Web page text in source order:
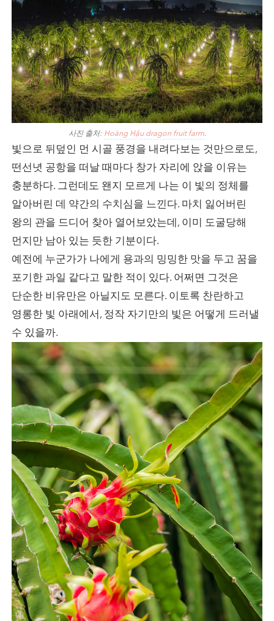
사진 출처: Hoàng Hậu dragon fruit farm.
빛으로 뒤덮인 먼 시골 풍경을 내려다보는 것만으로도,
떤선녓 공항을 떠날 때마다 창가 자리에 앉을 이유는
충분하다. 그런데도 왠지 모르게 나는 이 빛의 정체를
알아버린 데 약간의 수치심을 느낀다. 마치 잃어버린
왕의 관을 드디어 찾아 열어보았는데, 이미 도굴당해
먼지만 남아 있는 듯한 기분이다.
예전에 누군가가 나에게 용과의 밍밍한 맛을 두고 꿈을
포기한 과일 같다고 말한 적이 있다. 어쩌면 그것은
단순한 비유만은 아닐지도 모른다. 이토록 찬란하고
영롱한 빛 아래에서, 정작 자기만의 빛은 어떻게 드러낼
수 있을까.